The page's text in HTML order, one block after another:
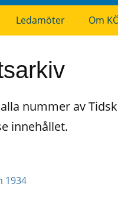
Ledamöter Om
nummer av
innehållet.
1934